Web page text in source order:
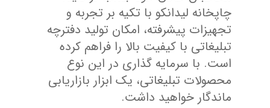
چاپخانه لیدانکو با تکیه بر تجربه و
تجهیزات پیشرفته، امکان تولید دفترچه
تبلیغاتی با کیفیت بالا را فراهم کرده
است. با سرمایه گذاری در این نوع
محصولات تبلیغاتی، یک ابزار بازاریابی
ماندگار خواهید داشت.